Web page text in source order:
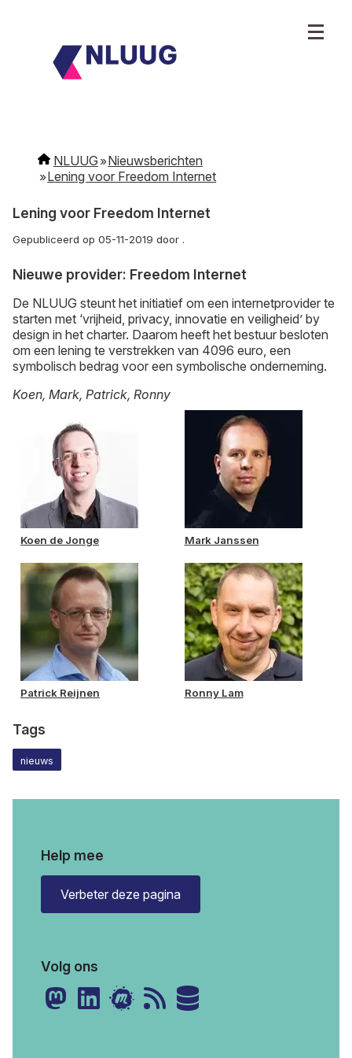
NLUUG
Nieuwsberichten
Lening voor Freedom Internet
Lening voor Freedom Internet
Gepubliceerd op 05-11-2019 door .
Nieuwe provider: Freedom Internet
De NLUUG steunt het initiatief om een internetprovider te
starten met ‘vrijheid, privacy, innovatie en veiligheid’ by
design in het charter. Daarom heeft het bestuur besloten
om een lening te verstrekken van 4096 euro, een
symbolisch bedrag voor een symbolische onderneming.
Koen, Mark, Patrick, Ronny
Koen de Jonge Mark Janssen
Patrick Reijnen Ronny Lam
Tags
nieuws
Help mee
Verbeter deze pagina
Volg ons